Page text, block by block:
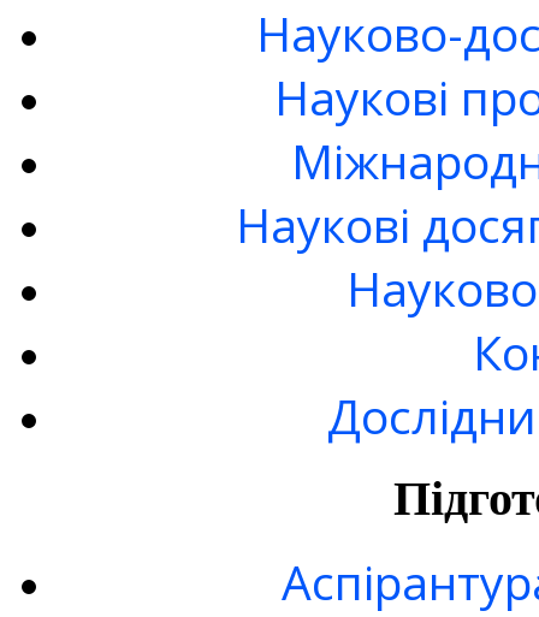
Науково-
Наукові
Наукові